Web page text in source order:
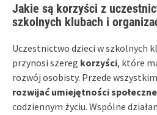
Jakie są korzyści z
szkolnych klubach i
Uczestnictwo dzieci w szkolnych
przynosi szereg korzyści, które
rozwój osobisty. Przede
rozwijać umiejętności społeczne
codziennym życiu. Wspólne